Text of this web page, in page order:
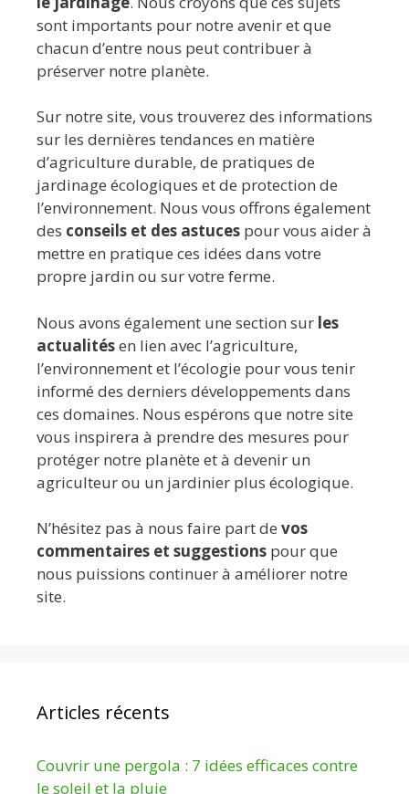
sont importants pour notre avenir et que
chacun d’entre nous peut contribuer à
préserver notre planète.
Sur notre site, vous trouverez des informations
sur les dernières tendances en matière
d’agriculture durable, de pratiques de
jardinage écologiques et de protection de
l’environnement. Nous vous offrons également
des conseils et des astuces pour vous aider à
mettre en pratique ces idées dans votre
propre jardin ou sur votre ferme.
Nous avons également une section sur les
actualitésen lien avec l’agriculture,
l’environnement et l’écologie pour vous tenir
informé des derniers développements dans
ces domaines. Nous espérons que notre site
vous inspirera à prendre des mesures pour
protéger notre planète et à devenir un
agriculteur ou un jardinier plus écologique.
N’hésitez pas à nous faire part de vos
commentaires et suggestions pour que
nous puissions continuer à améliorer notre
site.
Articles récents
Couvrir une pergola : 7 idées efficaces contre
le soleil et la pluie